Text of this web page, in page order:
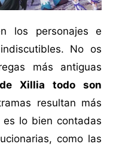
los personajes e
No os
más antiguas
Xillia todo son
resultan más
lo bien contadas
como las